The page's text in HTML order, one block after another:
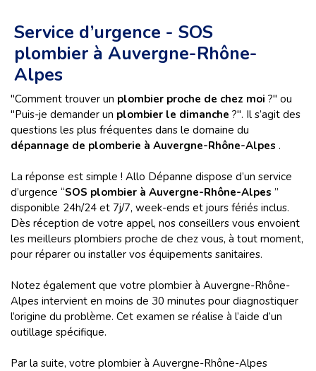
Service d’urgence - SOS
plombier à Auvergne-Rhône-
Alpes
"Comment trouver un plombier proche de chez moi ?" ou
"Puis-je demander un plombier le dimanche ?". Il s’agit des
questions les plus fréquentes dans le domaine du
dépannage de plomberie à Auvergne-Rhône-Alpes .
La réponse est simple ! Allo Dépanne dispose d’un service
d’urgence “SOS plombier à Auvergne-Rhône-Alpes ”
disponible 24h/24 et 7j/7, week-ends et jours fériés inclus.
Dès réception de votre appel, nos conseillers vous envoient
les meilleurs plombiers proche de chez vous, à tout moment,
pour réparer ou installer vos équipements sanitaires.
Notez également que votre plombier à Auvergne-Rhône-
Alpes intervient en moins de 30 minutes pour diagnostiquer
l’origine du problème. Cet examen se réalise à l’aide d’un
outillage spécifique.
Par la suite, votre plombier à Auvergne-Rhône-Alpes